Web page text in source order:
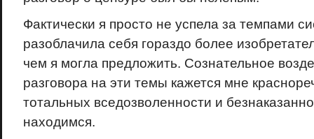
Фактически я просто не успела за темпами
разоблачила себя гораздо более
чем я могла предложить. Сознательное
разговора на эти темы кажется мне
тотальных вседозволенности и
находимся.